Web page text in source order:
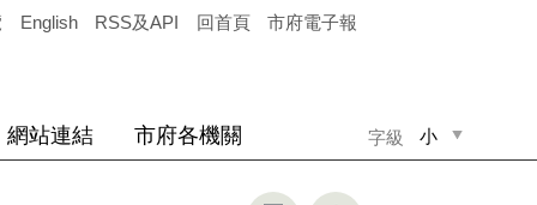
English RSS及API 回首頁 市府電子報
字級 小
網站連結 市府各機關